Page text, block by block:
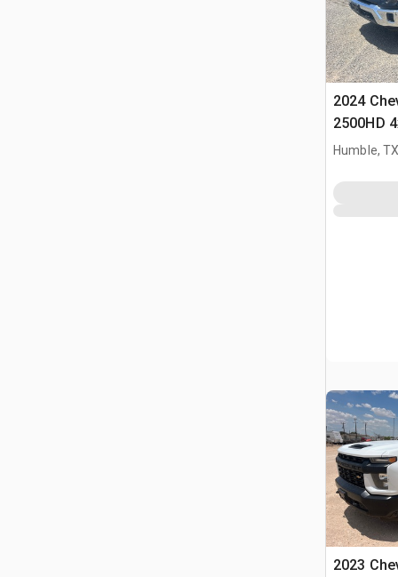
2024
2500HD
Pickup
Humble,
2023